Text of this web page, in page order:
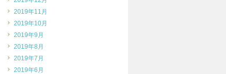
2019年11月
2019年10月
2019年9月
2019年8月
2019年7月
2019年6月